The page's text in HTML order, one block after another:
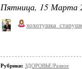
Пятница, 15 Марта
Рубрики: ЗДОРОВЬЕ/Разное